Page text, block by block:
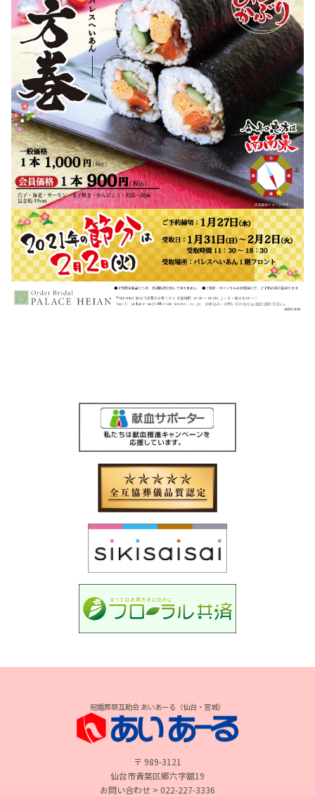
冠婚葬祭互助会 あいあーる（仙台・宮城）
〒 989-3121
仙台市青葉区郷六字舘19
お問い合わせ > 022-227-3336